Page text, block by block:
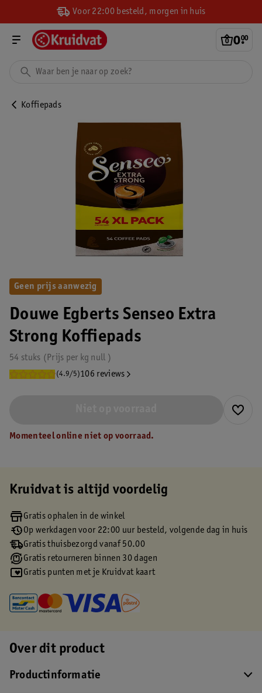
Voor 22:00 besteld, morgen in huis
0.
00
Koffiepads
Douwe Egberts Senseo Extra
Strong Koffiepads
54 stuks null
Prijs per kg
(4.9/5)106 reviews
Geen prijs aanwezig
Momenteel online niet op voorraad.
Kruidvat is altijd voordelig
Gratis ophalen in de winkel
Op werkdagen voor 22:00 uur besteld, volgende dag in huis
Gratis thuisbezorgd vanaf 50.00
Gratis retourneren binnen 30 dagen
Gratis punten met je Kruidvat kaart
Over dit product
Productinformatie